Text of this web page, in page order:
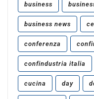
business
business news
conferenza
confindustria italia
cucina day